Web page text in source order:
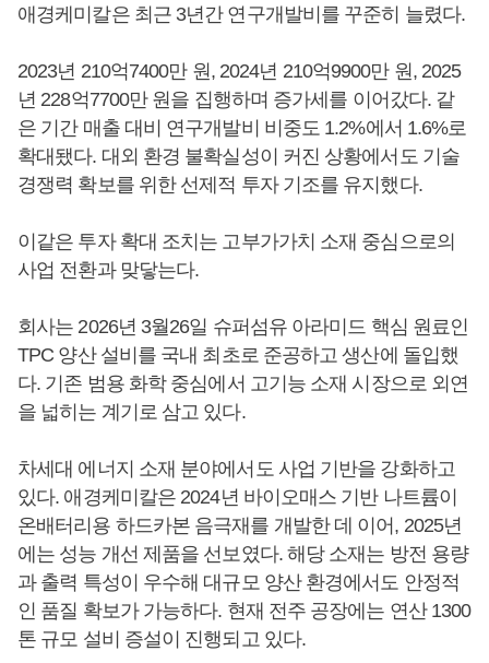
애경케미칼은 최근 3년간 연구개발비를 꾸준히 늘렸다.
2023년 210억7400만 원, 2024년 210억9900만 원, 2025
년 228억7700만 원을 집행하며 증가세를 이어갔다. 같
은 기간 매출 대비 연구개발비 비중도 1.2%에서 1.6%로
확대됐다. 대외 환경 불확실성이 커진 상황에서도 기술
경쟁력 확보를 위한 선제적 투자 기조를 유지했다.
이같은 투자 확대 조치는 고부가가치 소재 중심으로의
사업 전환과 맞닿는다.
회사는 2026년 3월26일 슈퍼섬유 아라미드 핵심 원료인
TPC 양산 설비를 국내 최초로 준공하고 생산에 돌입했
다. 기존 범용 화학 중심에서 고기능 소재 시장으로 외연
을 넓히는 계기로 삼고 있다.
차세대 에너지 소재 분야에서도 사업 기반을 강화하고
있다. 애경케미칼은 2024년 바이오매스 기반 나트륨이
온배터리용 하드카본 음극재를 개발한 데 이어, 2025년
에는 성능 개선 제품을 선보였다. 해당 소재는 방전 용량
과 출력 특성이 우수해 대규모 양산 환경에서도 안정적
인 품질 확보가 가능하다. 현재 전주 공장에는 연산 1300
톤 규모 설비 증설이 진행되고 있다.